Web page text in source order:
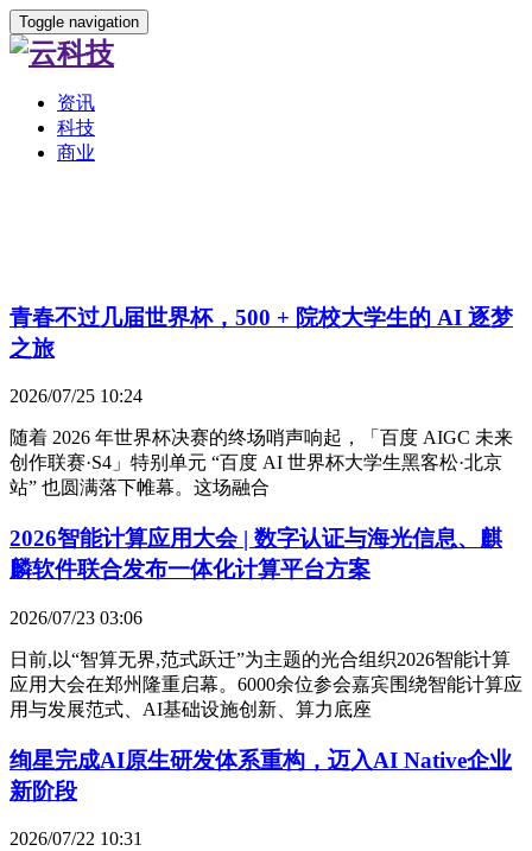
Toggle navigation
资讯
科技
商业
青春不过几届世界杯，500 + 院校大学生的 AI 逐梦
之旅
2026/07/25 10:24
随着 2026 年世界杯决赛的终场哨声响起，「百度 AIGC 未来
创作联赛·S4」特别单元 “百度 AI 世界杯大学生黑客松·北京
站” 也圆满落下帷幕。这场融合
2026智能计算应用大会 | 数字认证与海光信息、麒
麟软件联合发布一体化计算平台方案
2026/07/23 03:06
日前,以“智算无界,范式跃迁”为主题的光合组织2026智能计算
应用大会在郑州隆重启幕。6000余位参会嘉宾围绕智能计算应
用与发展范式、AI基础设施创新、算力底座
绚星完成AI原生研发体系重构，迈入AI Native企业
新阶段
2026/07/22 10:31